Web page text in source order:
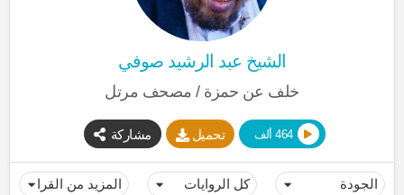
الشيخ عبد الرشيد صوفي
خلف عن حمزة / مصحف مرتل
464 ألف تحميل مشاركة